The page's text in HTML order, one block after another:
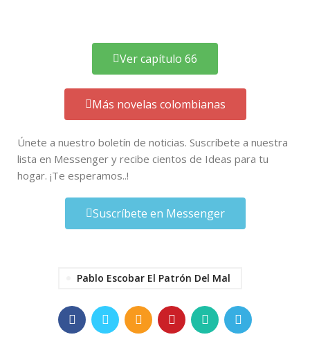
Ver capítulo 66
Más novelas colombianas
Únete a nuestro boletín de noticias. Suscríbete a nuestra
lista en Messenger y recibe cientos de Ideas para tu
hogar. ¡Te esperamos..!
Suscríbete en Messenger
Pablo Escobar El Patrón Del Mal